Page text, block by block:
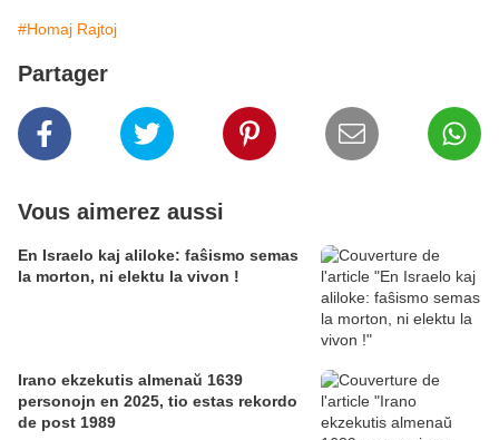
#Homaj Rajtoj
Partager
Vous aimerez aussi
En Israelo kaj aliloke: faŝismo semas
la morton, ni elektu la vivon !
Irano ekzekutis almenaŭ 1639
personojn en 2025, tio estas rekordo
de post 1989